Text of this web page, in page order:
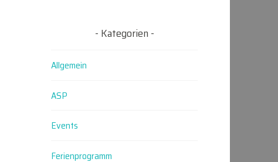
Kategorien
Allgemein
ASP
Events
Ferienprogramm